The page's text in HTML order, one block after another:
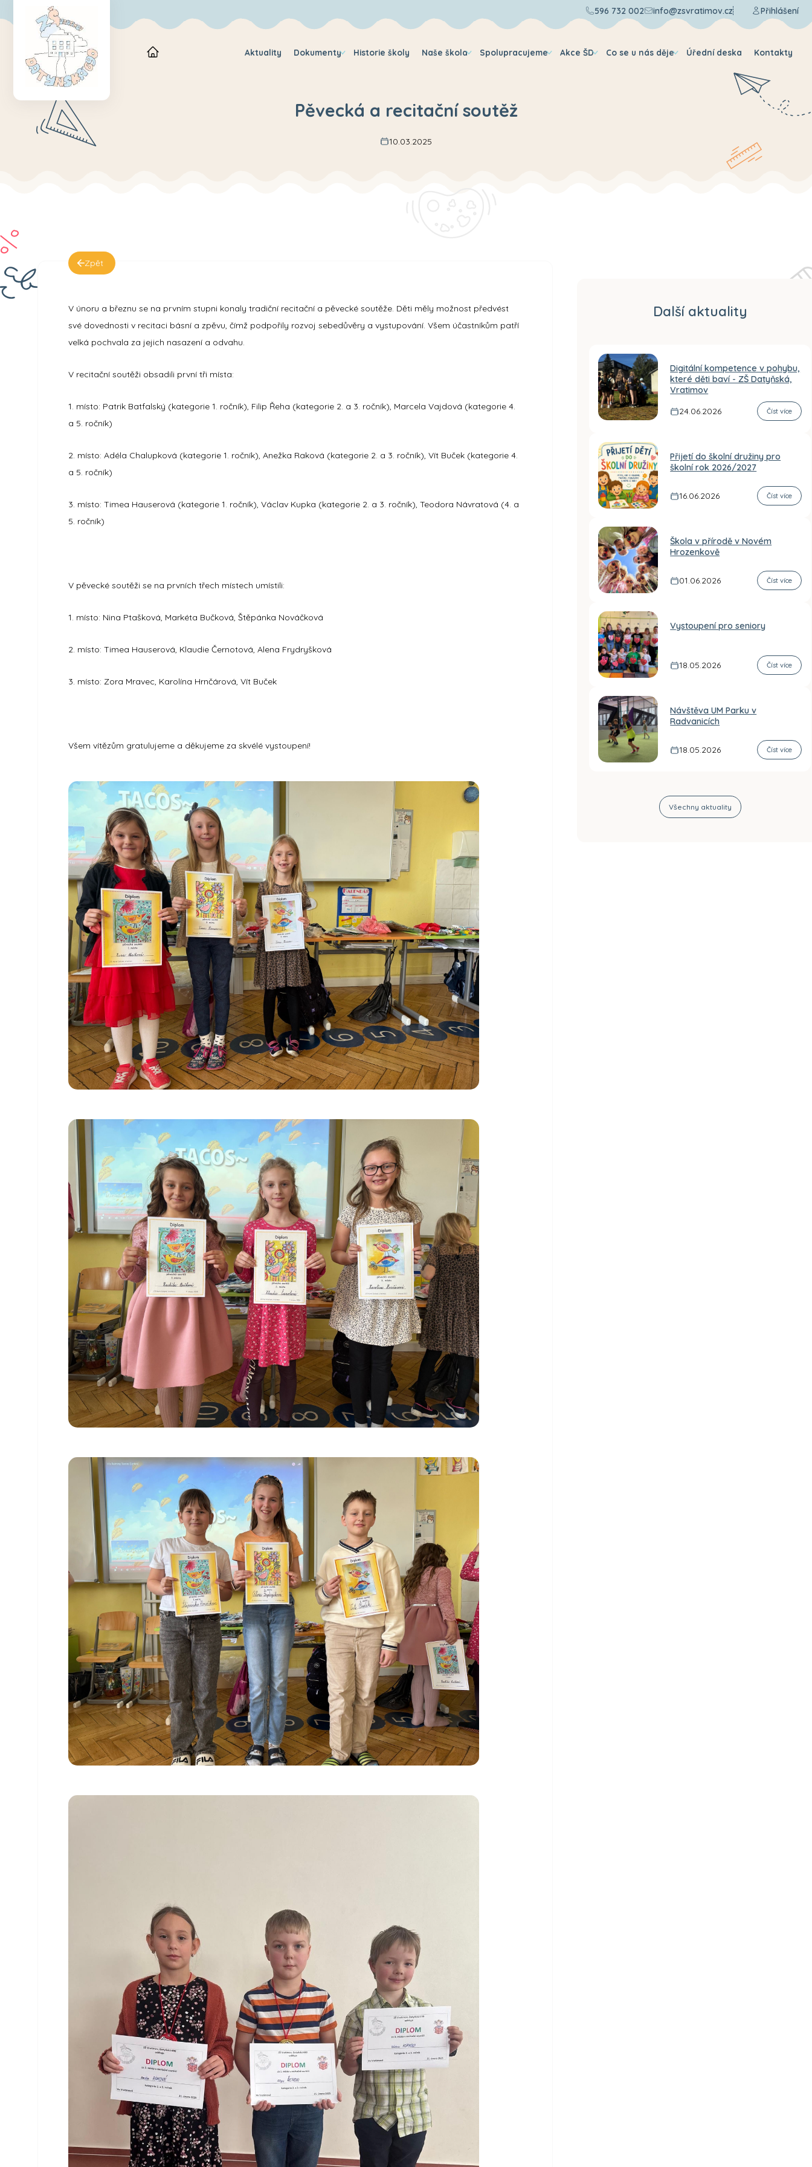
596 732 002 info@zsvratimov.cz Přihlášení
Aktuality Dokumenty Historie školy Naše škola Spolupracujeme Akce ŠD Co se u nás děje Úřední deska Kontakty
Pěvecká a recitační soutěž
10.03.2025
Zpět
V únoru a březnu se na prvním stupni konaly tradiční recitační a pěvecké soutěže. Děti měly možnost předvést
své dovednosti v recitaci básní a zpěvu, čímž podpořily rozvoj sebedůvěry a vystupování. Všem účastníkům patří
velká pochvala za jejich nasazení a odvahu.
V recitační soutěži obsadili první tři místa:
1. místo: Patrik Batfalský (kategorie 1. ročník), Filip Řeha (kategorie 2. a 3. ročník), Marcela Vajdová (kategorie 4.
a 5. ročník)
2. místo: Adéla Chalupková (kategorie 1. ročník), Anežka Raková (kategorie 2. a 3. ročník), Vít Buček (kategorie 4.
a 5. ročník)
3. místo: Timea Hauserová (kategorie 1. ročník), Václav Kupka (kategorie 2. a 3. ročník), Teodora Návratová (4. a
5. ročník)
V pěvecké soutěži se na prvních třech místech umístili:
1. místo: Nina Ptašková, Markéta Bučková, Štěpánka Nováčková
2. místo: Timea Hauserová, Klaudie Černotová, Alena Frydryšková
3. místo: Zora Mravec, Karolína Hrnčárová, Vít Buček
Všem vítězům gratulujeme a děkujeme za skvélé vystoupení!
Další aktuality
Digitální kompetence v pohybu,
které děti baví - ZŠ Datyňská,
Vratimov
24.06.2026
Číst více
Přijetí do školní družiny pro
školní rok 2026/2027
16.06.2026 Číst více
Škola v přírodě v Novém
Hrozenkově
01.06.2026 Číst více
Vystoupení pro seniory
18.05.2026 Číst více
Návštěva UM Parku v
Radvanicích
18.05.2026 Číst více
Všechny aktuality